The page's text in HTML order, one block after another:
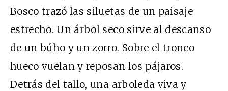
Bosco trazó las siluetas de un paisaje
estrecho. Un árbol seco sirve al descanso
de un búho y un zorro. Sobre el tronco
hueco vuelan y reposan los pájaros.
Detrás del tallo, una arboleda viva y